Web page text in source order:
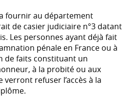
fournir au département
de casier judiciaire n°3 datant
Les personnes ayant déjà fait
pénale en France ou à
de faits constituant un
à la probité ou aux
refuser l’accès à la